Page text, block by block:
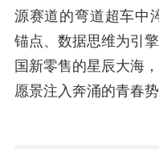
源赛道的弯道超车中
锚点、数据思维为引
国 新零售的星辰大海
愿景注入奔涌的青春势